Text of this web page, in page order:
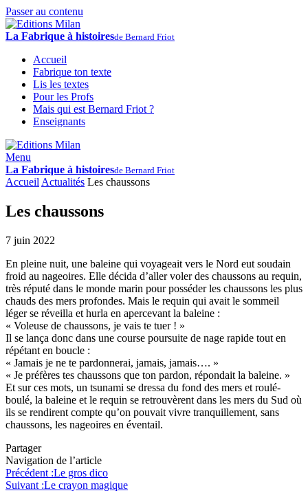
Passer au contenu
La Fabrique à histoiresde Bernard Friot
Accueil
Fabrique ton texte
Lis les textes
Pour les Profs
Mais qui est Bernard Friot ?
Enseignants
Menu
La Fabrique à histoiresde Bernard Friot
Accueil Actualités Les chaussons
Les chaussons
7 juin 2022
En pleine nuit, une baleine qui voyageait vers le Nord eut soudain
froid au nageoires. Elle décida d’aller voler des chaussons au requin,
très réputé dans le monde marin pour posséder les chaussons les plus
chauds des mers profondes. Mais le requin qui avait le sommeil
léger se réveilla et hurla en apercevant la baleine :
« Voleuse de chaussons, je vais te tuer ! »
Il se lança donc dans une course poursuite de nage rapide tout en
répétant en boucle :
« Jamais je ne te pardonnerai, jamais, jamais…. »
« Je préfères tes chaussons que ton pardon, répondait la baleine. »
Et sur ces mots, un tsunami se dressa du fond des mers et roulé-
boulé, la baleine et le requin se retrouvèrent dans les mers du Sud où
ils se rendirent compte qu’on pouvait vivre tranquillement, sans
chaussons, les nageoires en éventail.
Partager
Navigation de l’article
Précédent :Le gros dico
Suivant :Le crayon magique